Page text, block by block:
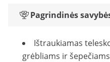
Pagrindinės
Ištraukiamas
grėbliams ir šepečiams